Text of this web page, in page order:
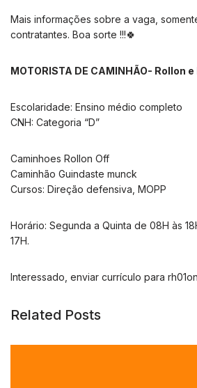
Mais informações sobre a vaga,
contratantes. Boa sorte !!!🍀
MOTORISTA DE CAMINHÃO- Rollon
Escolaridade: Ensino médio completo
CNH: Categoria “D”
Caminhoes Rollon Off
Caminhão Guindaste munck
Cursos: Direção defensiva, MOPP
Horário: Segunda a Quinta de 08H às
17H.
Interessado, enviar currículo para
Related Posts